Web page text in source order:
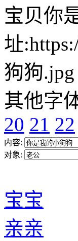
宝贝你
址
狗狗.jpg
其他字
20 21 22
内容:
对象:
宝宝
亲亲